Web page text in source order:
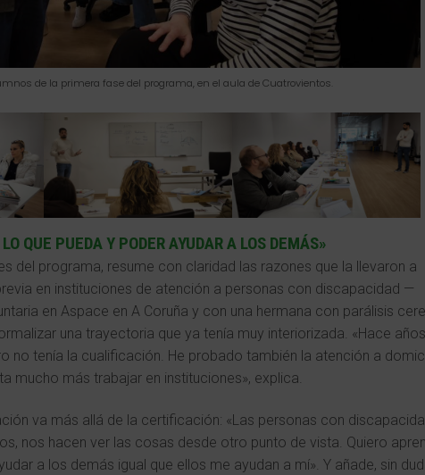
de la primera fase del programa, en el aula de Cuatrovientos.
QUE PUEDA Y PODER AYUDAR A LOS DEMÁS»
del programa, resume con claridad las razones que la llevaron a
en instituciones de atención a personas con discapacidad —
en Aspace en A Coruña y con una hermana con parálisis
una trayectoria que ya tenía muy interiorizada. «Hace años
no tenía la cualificación. He probado también la atención a
mucho más trabajar en instituciones», explica.
va más allá de la certificación: «Las personas con
nos hacen ver las cosas desde otro punto de vista. Quiero
a los demás igual que ellos me ayudan a mí». Y añade, sin